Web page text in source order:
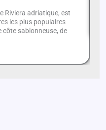
Riviera adriatique, est
les plus populaires
côte sablonneuse, de